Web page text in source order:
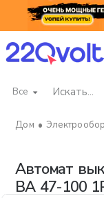
Все
Искать...
Автомат
ВА 47-100